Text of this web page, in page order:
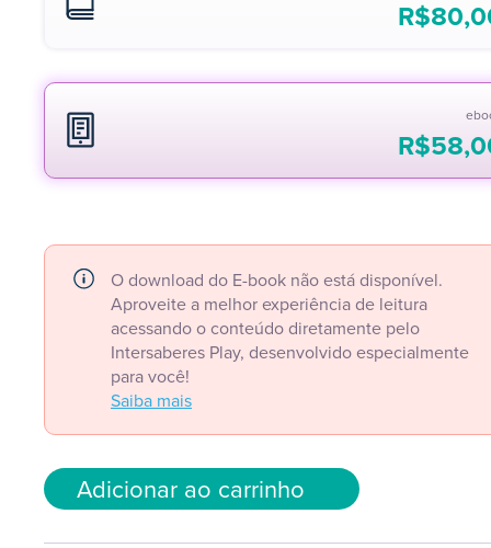
R$
R$
O download do E-book não está disponível.
Aproveite a melhor experiência de leitura
acessando o conteúdo diretamente pelo
Intersaberes Play, desenvolvido especialmente
para você!
Saiba mais
Adicionar ao carrinho